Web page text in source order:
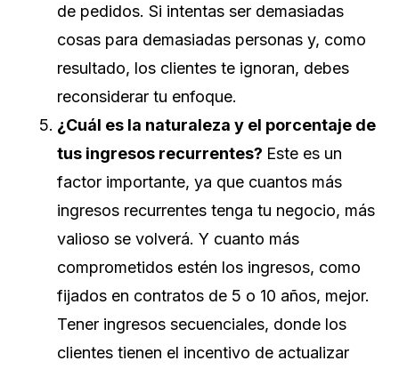
de pedidos. Si intentas ser demasiadas
cosas para demasiadas personas y, como
resultado, los clientes te ignoran, debes
reconsiderar tu enfoque.
¿Cuál es la naturaleza y el porcentaje de
tus ingresos recurrentes? Este es un
factor importante, ya que cuantos más
ingresos recurrentes tenga tu negocio, más
valioso se volverá. Y cuanto más
comprometidos estén los ingresos, como
fijados en contratos de 5 o 10 años, mejor.
Tener ingresos secuenciales, donde los
clientes tienen el incentivo de actualizar